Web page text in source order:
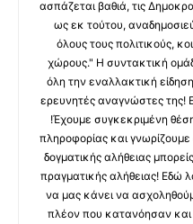
ασπάζεται βαθιά, τις
ως εκ τούτου,
όλους τους πολιτικούς,
χώρους." Η συντακτική
όλη την εναλλακτική
ερευνητές αναγνώστες της!
!Έχουμε συγκεκριμένη
πληροφορίας και γνωρίζουμε
δογματικής αλήθειας
πραγματικής αλήθειας! Εδώ
να μας κάνει να
πλέον που κατανόησαν και